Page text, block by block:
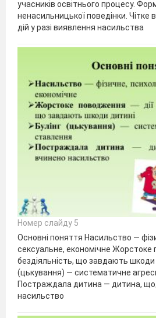
учасників освітнього процесу.
ненасильницької поведінки. Чітке
дій у разі виявлення насильства
Номер слайду 5
Основні поняття Насильство —
сексуальне, економічне Жорстоке
бездіяльність, що завдають шкоди
(цькування) — систематичне
Постраждала дитина — дитина,
насильство